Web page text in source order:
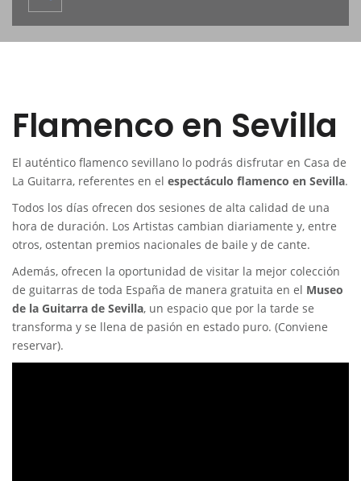
Flamenco en Sevilla
El auténtico flamenco sevillano lo podrás disfrutar en Casa de
La Guitarra, referentes en el espectáculo flamenco en Sevilla.
Todos los días ofrecen dos sesiones de alta calidad de una
hora de duración. Los Artistas cambian diariamente y, entre
otros, ostentan premios nacionales de baile y de cante.
Además, ofrecen la oportunidad de visitar la mejor colección
de guitarras de toda España de manera gratuita en el Museo
de la Guitarra de Sevilla, un espacio que por la tarde se
transforma y se llena de pasión en estado puro. (Conviene
reservar).